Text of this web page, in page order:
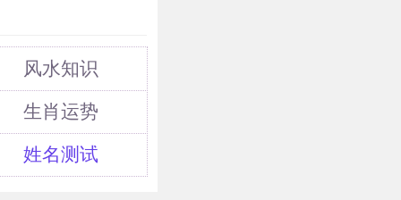
风水知识
生肖运势
姓名测试